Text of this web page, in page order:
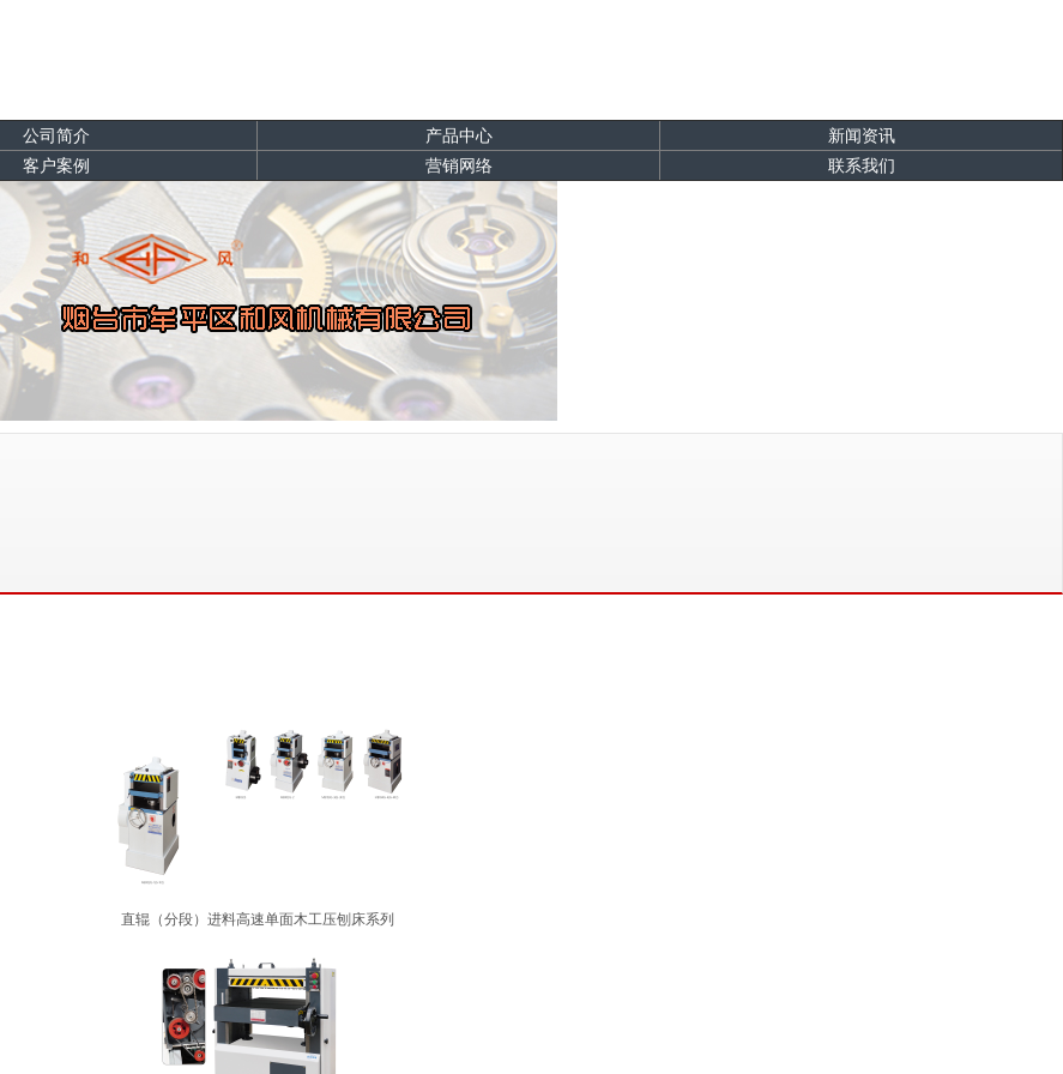
公司简介 产品中心
新闻资讯
客户案例 营销网络 联系我们
直辊（分段）进料高速单面木工压刨床系列